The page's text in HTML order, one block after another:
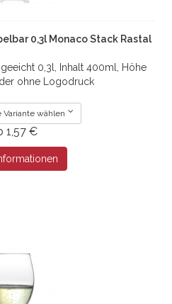
0,3l Monaco Stack Rastal
0,3l, Inhalt 400ml, Höhe
ohne Logodruck
Variante wählen
1,57 €